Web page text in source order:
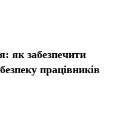
як забезпечити
працівників